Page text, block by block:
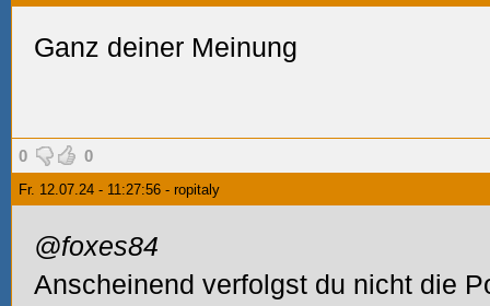
Ganz deiner Meinung
0 0
Fr. 12.07.24 - 11:27:56 - ropitaly
@foxes84
Anscheinend verfolgst du nicht die